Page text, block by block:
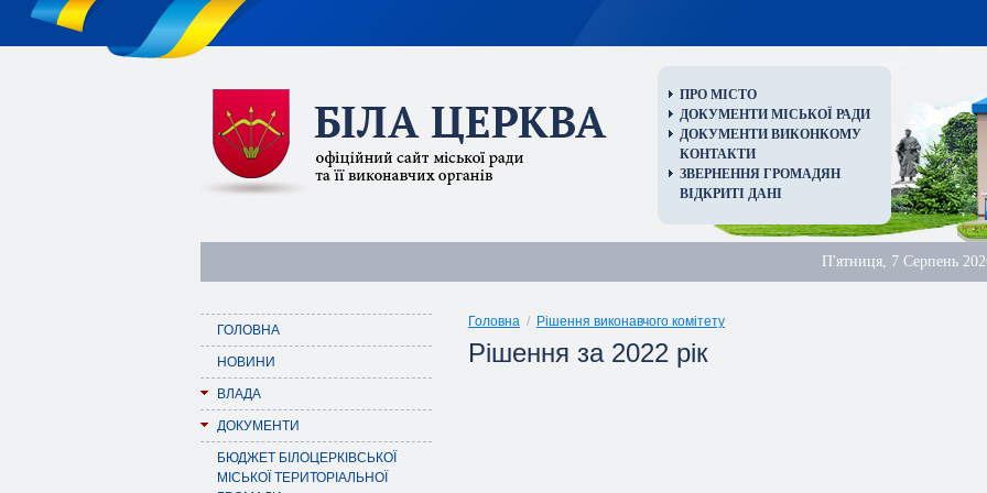
ПРО МІСТО
ДОКУМЕНТИ МІСЬКОЇ РАДИ
ДОКУМЕНТИ ВИКОНКОМУ
КОНТАКТИ
ЗВЕРНЕННЯ ГРОМАДЯН
ВІДКРИТІ ДАНІ
П'ятниця, 7 Серпень
ГОЛОВНА
НОВИНИ
ВЛАДА
ДОКУМЕНТИ
БЮДЖЕТ БІЛОЦЕРКІВСЬКОЇ
МІСЬКОЇ ТЕРИТОРІАЛЬНОЇ
Головна / Рішення виконавчого комітету
Рішення за 2022 рік